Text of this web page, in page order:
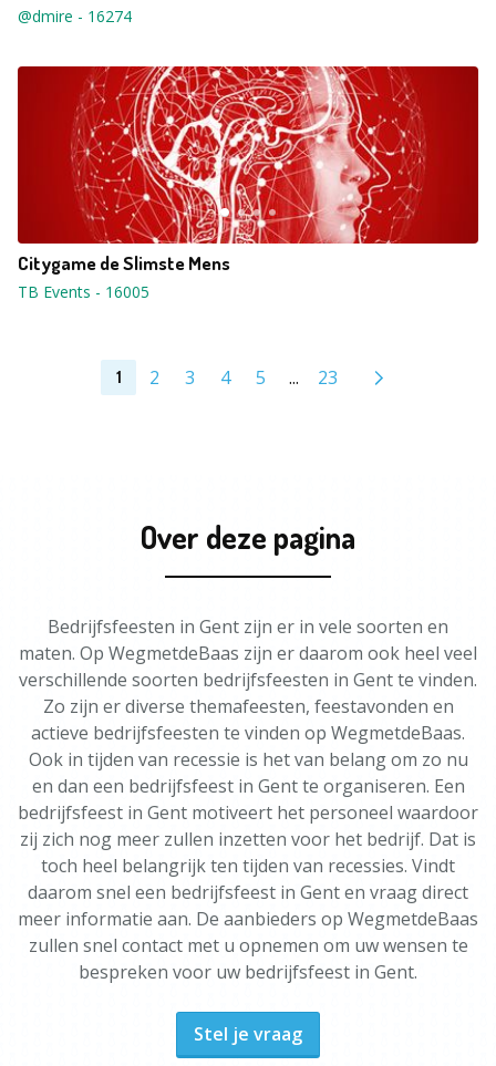
@dmire - 16274
Citygame de Slimste Mens
TB Events - 16005
1 2 3 4 5 ... 23
Over deze pagina
Bedrijfsfeesten in Gent zijn er in vele soorten en
maten. Op WegmetdeBaas zijn er daarom ook heel veel
verschillende soorten bedrijfsfeesten in Gent te vinden.
Zo zijn er diverse themafeesten, feestavonden en
actieve bedrijfsfeesten te vinden op WegmetdeBaas.
Ook in tijden van recessie is het van belang om zo nu
en dan een bedrijfsfeest in Gent te organiseren. Een
bedrijfsfeest in Gent motiveert het personeel waardoor
zij zich nog meer zullen inzetten voor het bedrijf. Dat is
toch heel belangrijk ten tijden van recessies. Vindt
daarom snel een bedrijfsfeest in Gent en vraag direct
meer informatie aan. De aanbieders op WegmetdeBaas
zullen snel contact met u opnemen om uw wensen te
bespreken voor uw bedrijfsfeest in Gent.
Stel je vraag